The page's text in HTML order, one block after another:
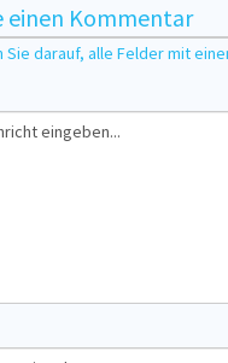
einen Kommentar
darauf, alle Felder mit